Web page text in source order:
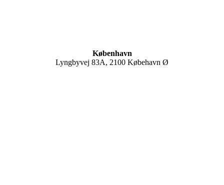
København
Lyngbyvej 83A, 2100 Købehavn Ø